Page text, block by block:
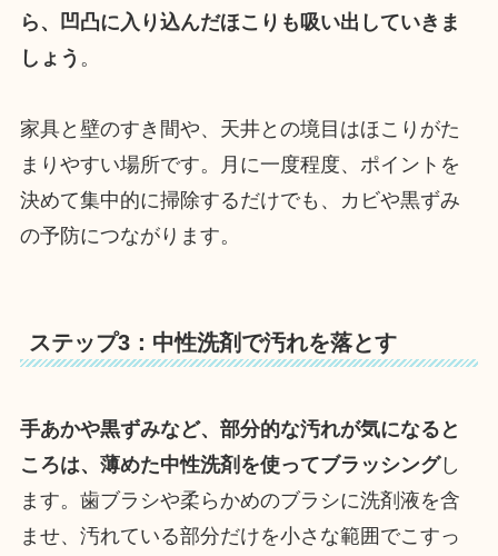
ら、凹凸に入り込んだほこりも吸い出していきま
しょう 。
家具と壁のすき間や、天井との境目はほこりがた
まりやすい場所です。月に一度程度、ポイントを
決めて集中的に掃除するだけでも、カビや黒ずみ
の予防につながります。
ステップ3：中性洗剤で汚れを落とす
手あかや黒ずみなど、部分的な汚れが気になると
ころは、薄めた中性洗剤を使ってブラッシングし
ます。歯ブラシや柔らかめのブラシに洗剤液を含
ませ、汚れている部分だけを小さな範囲でこすっ